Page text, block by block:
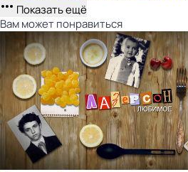
Показать ещё
Вам может понравиться